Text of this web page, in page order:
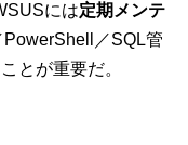
には定期メンテ
PowerShell／SQL管
とが重要だ。